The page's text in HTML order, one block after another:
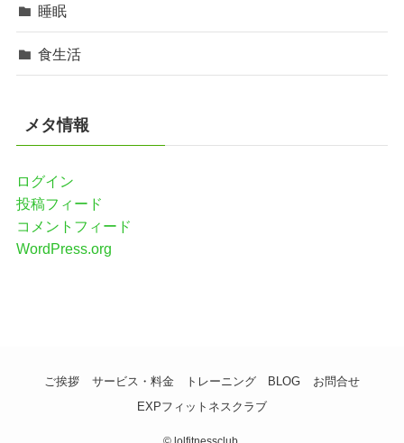
睡眠
食生活
メタ情報
ログイン
投稿フィード
コメントフィード
WordPress.org
ご挨拶 サービス・料金 トレーニング BLOG
お問合せ
EXPフィットネスクラブ